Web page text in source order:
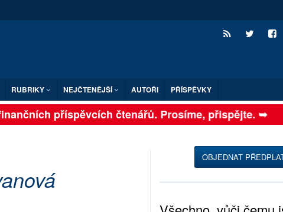
RUBRIKY NEJČTENĚJŠÍ AUTOŘI PŘÍSPĚVKY
příspěvcích čtenářů. Prosíme, přispějte. ➥
OBJEDNAT